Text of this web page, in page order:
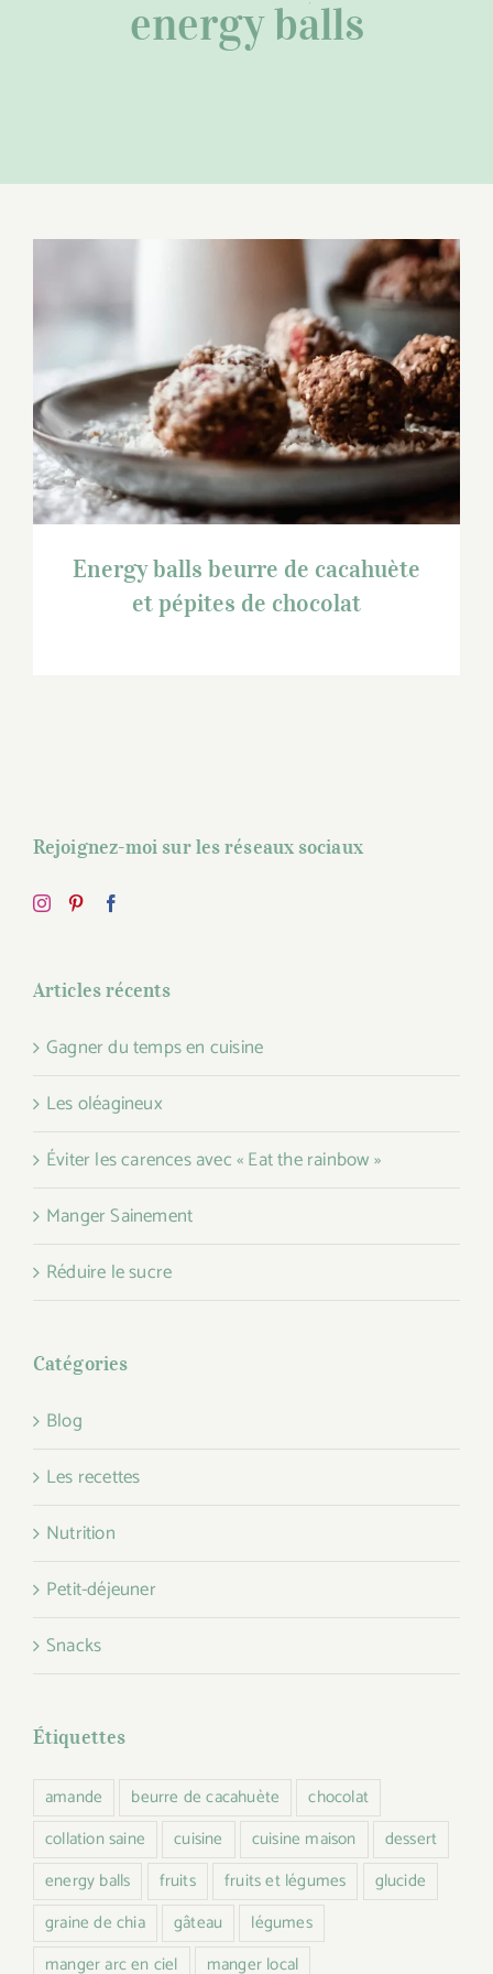
energy balls
Energy balls beurre de cacahuète et
pépites de chocolat
Energy balls beurre de cacahuète
et pépites de chocolat
Rejoignez-moi sur les réseaux sociaux
Articles récents
Gagner du temps en cuisine
Les oléagineux
Éviter les carences avec « Eat the rainbow »
Manger Sainement
Réduire le sucre
Catégories
Blog
Les recettes
Nutrition
Petit-déjeuner
Snacks
Étiquettes
amande beurre de cacahuète
chocolat
collation saine
cuisine cuisine maison
dessert
energy balls
fruits fruits et légumes
glucide
graine de chia
gâteau
légumes
manger arc en ciel
manger local